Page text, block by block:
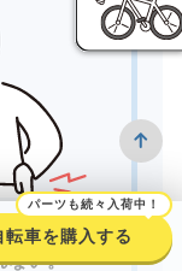
ない。
パーツも続々入荷中！
転車を購入する